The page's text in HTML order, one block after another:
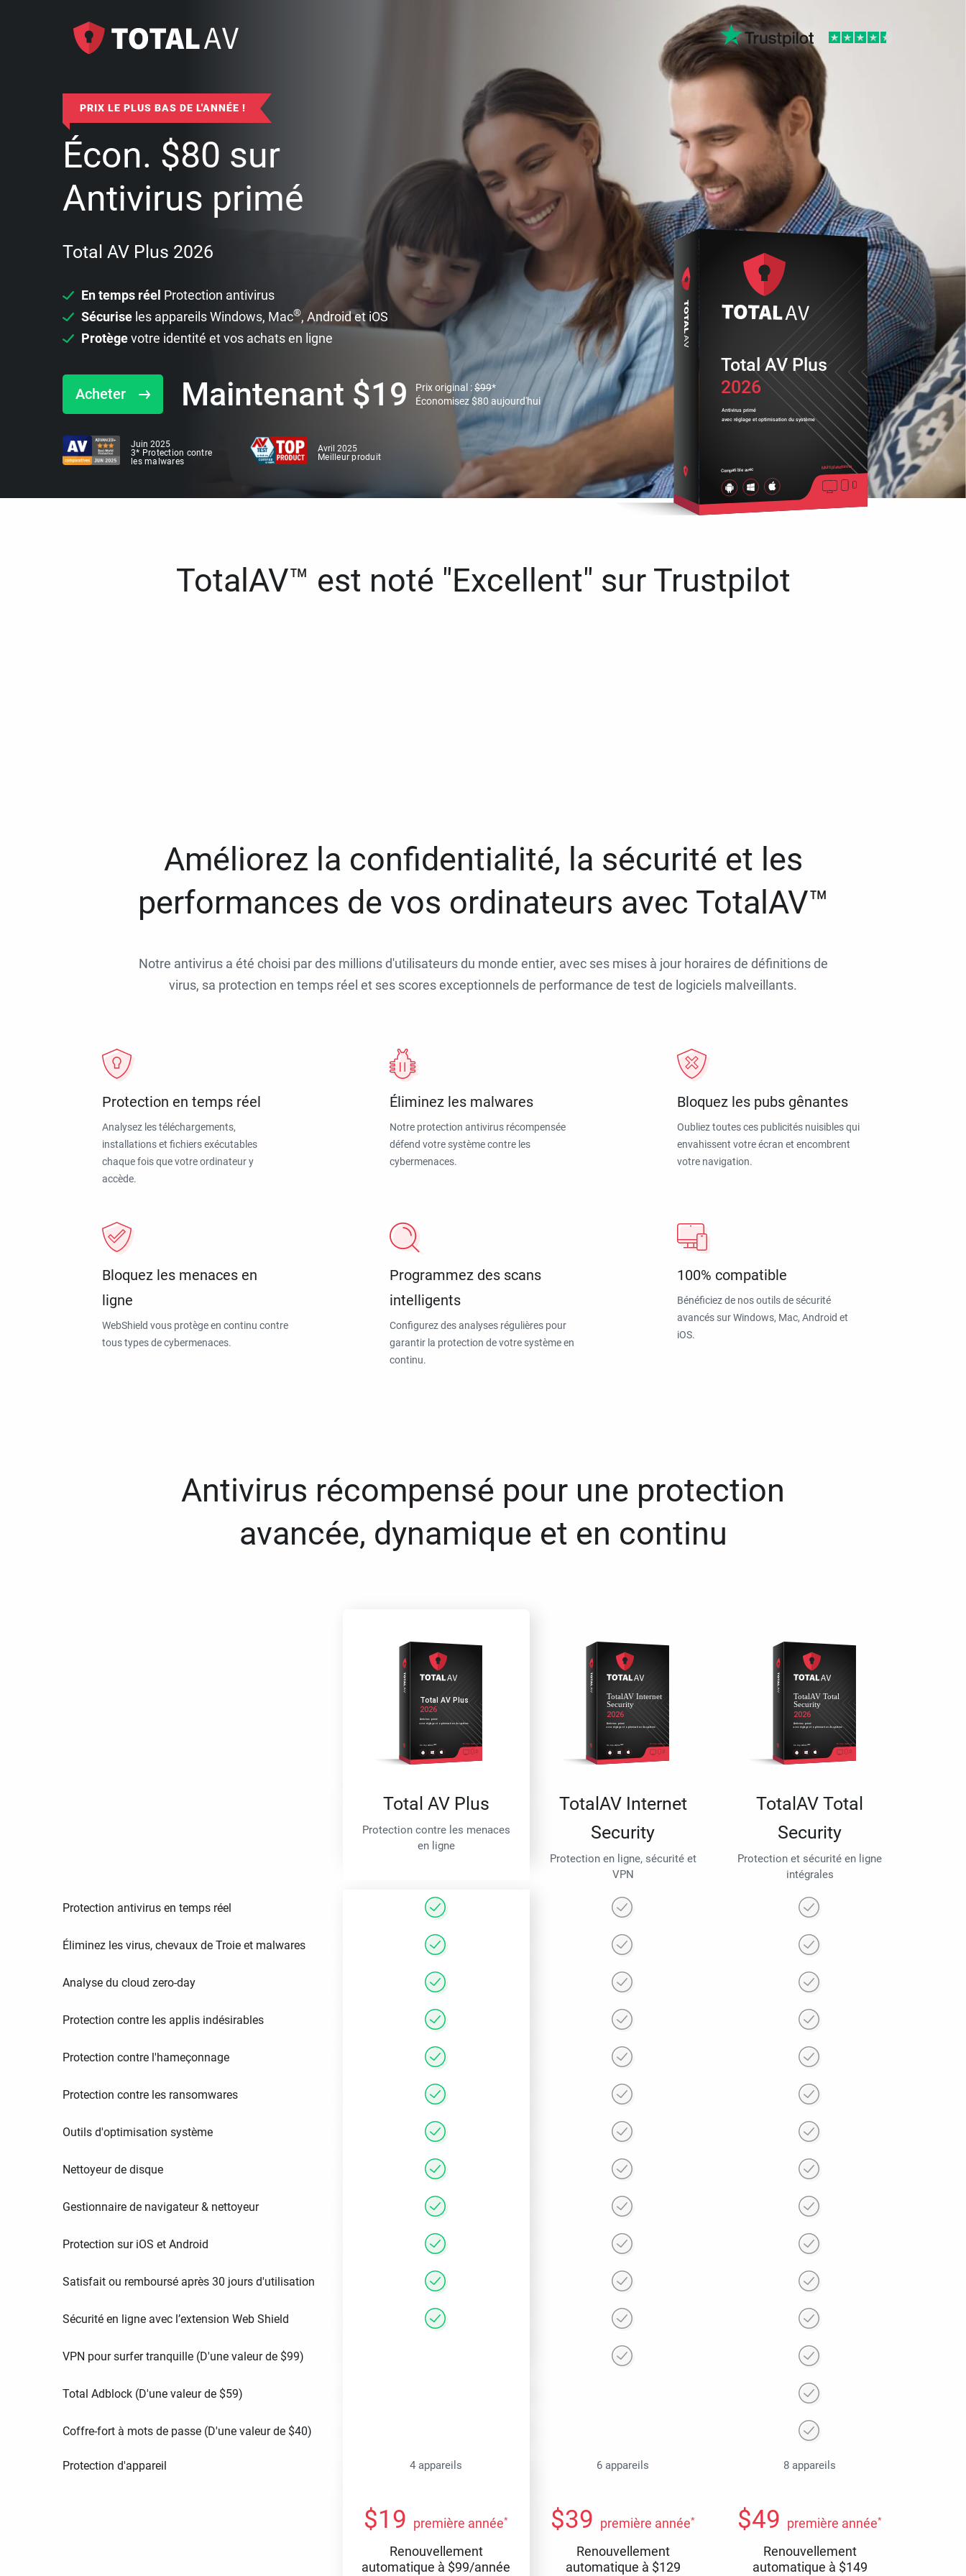
PRIX LE PLUS BAS DE L'ANNÉE !
Écon. $80 sur
Antivirus primé
Total AV Plus 2026
En temps réel Protection antivirus
Sécurise les appareils Windows, Mac®, Android et iOS
Protègevotre identité et vos achats en ligne
Acheter Maintenant $19 Prix original :$99*
Économisez$80 aujourd'hui
Juin 2025
3* Protection contre
les malwares
Avril 2025
Meilleur produit
2026
Antivirus primé
avec réglage et optimisation du système
Compatible avec Multiplateforme
Total AV Plus
TotalAV™ est noté "Excellent" sur Trustpilot
Améliorez la confidentialité, la sécurité et les
performances de vos ordinateurs avec TotalAV™
Notre antivirus a été choisi par des millions d'utilisateurs du monde entier, avec ses mises à jour horaires de définitions de
virus, sa protection en temps réel et ses scores exceptionnels de performance de test de logiciels malveillants.
Protection en temps réel
Analysez les téléchargements,
installations et fichiers exécutables
chaque fois que votre ordinateur y
accède.
Éliminez les malwares
Notre protection antivirus récompensée
défend votre système contre les
cybermenaces.
Bloquez les pubs gênantes
Oubliez toutes ces publicités nuisibles qui
envahissent votre écran et encombrent
votre navigation.
Bloquez les menaces en
ligne
WebShield vous protège en continu contre
tous types de cybermenaces.
Programmez des scans
intelligents
Configurez des analyses régulières pour
garantir la protection de votre système en
continu.
100% compatible
Bénéficiez de nos outils de sécurité
avancés sur Windows, Mac, Android et
iOS.
Antivirus récompensé pour une protection
avancée, dynamique et en continu
Total AV Plus
Protection contre les menaces
en ligne
TotalAV Internet
Security
Protection en ligne, sécurité et
VPN
TotalAV Total
Security
Protection et sécurité en ligne
intégrales
Protection antivirus en temps réel
Éliminez les virus, chevaux de Troie et malwares
Analyse du cloud zero-day
Protection contre les applis indésirables
Protection contre l'hameçonnage
Protection contre les ransomwares
Outils d'optimisation système
Nettoyeur de disque
Gestionnaire de navigateur & nettoyeur
Protection sur iOS et Android
Satisfait ou remboursé après 30 jours d'utilisation
Sécurité en ligne avec l’extension Web Shield
VPN pour surfer tranquille (D'une valeur de $99)
Total Adblock (D'une valeur de $59)
Coffre-fort à mots de passe (D'une valeur de $40)
Protection d'appareil 4 appareils 6 appareils 8 appareils
$19 première année*
Renouvellement
automatique à $99/année
$39 première année*
Renouvellement
automatique à $129
$49 première année*
Renouvellement
automatique à $149